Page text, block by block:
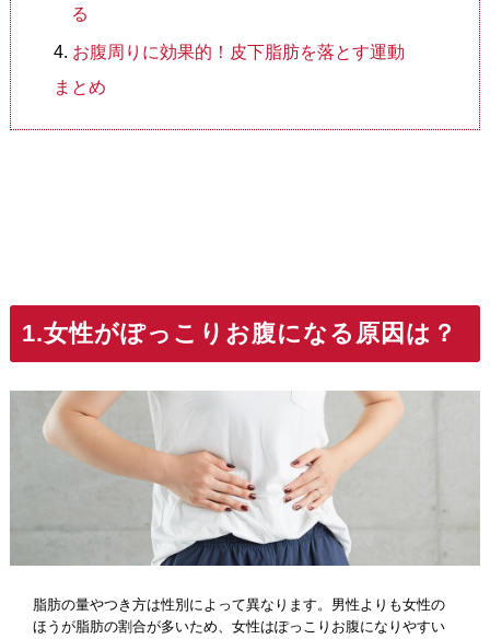
る
お腹周りに効果的！皮下脂肪を落とす運動
まとめ
1.女性がぽっこりお腹になる原因は？
脂肪の量やつき方は性別によって異なります。男性よりも女性の
ほうが脂肪の割合が多いため、女性はぽっこりお腹になりやすい